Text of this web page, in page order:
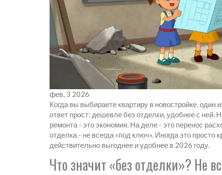
фев, 3 2026
Когда вы выбираете квартиру в новостройке,
ответ прост: дешевле без отделки, удобнее с ней.
ремонта - это экономия. На деле - это перенос
отделка - не всегда «под ключ». Иногда это
действительно выгоднее и удобнее в 2026 году.
Что значит «без отделки»? Не